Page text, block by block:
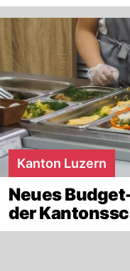
Kanton Luzern
Neues
der